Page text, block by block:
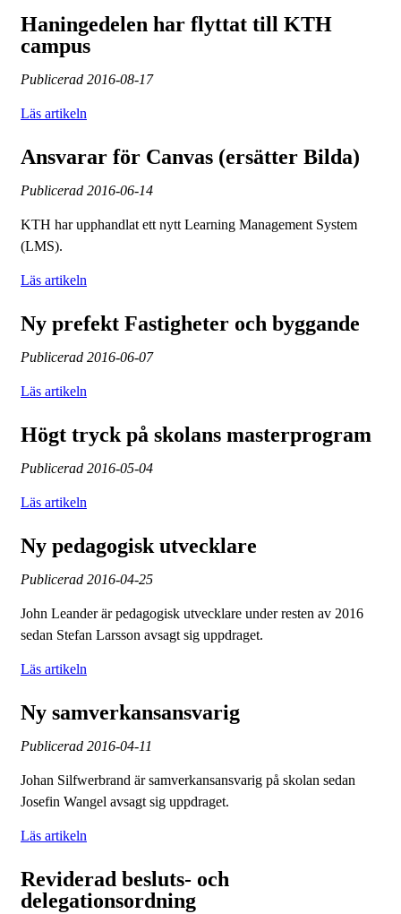
Haningedelen har flyttat till KTH
campus
Publicerad 2016-08-17
Läs artikeln
Ansvarar för Canvas (ersätter Bilda)
Publicerad 2016-06-14
KTH har upphandlat ett nytt Learning Management System
(LMS).
Läs artikeln
Ny prefekt Fastigheter och byggande
Publicerad 2016-06-07
Läs artikeln
Högt tryck på skolans masterprogram
Publicerad 2016-05-04
Läs artikeln
Ny pedagogisk utvecklare
Publicerad 2016-04-25
John Leander är pedagogisk utvecklare under resten av 2016
sedan Stefan Larsson avsagt sig uppdraget.
Läs artikeln
Ny samverkansansvarig
Publicerad 2016-04-11
Johan Silfwerbrand är samverkansansvarig på skolan sedan
Josefin Wangel avsagt sig uppdraget.
Läs artikeln
Reviderad besluts- och
delegationsordning